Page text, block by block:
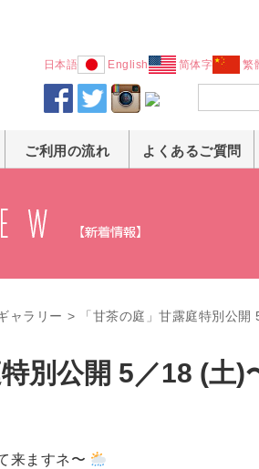
日本語 English 简体字 繁
ご利用の流れ よくあるご質問
ャラリー >
「甘茶の庭」甘露庭特別公開
別公開 5／18 (土)
来ますネ〜